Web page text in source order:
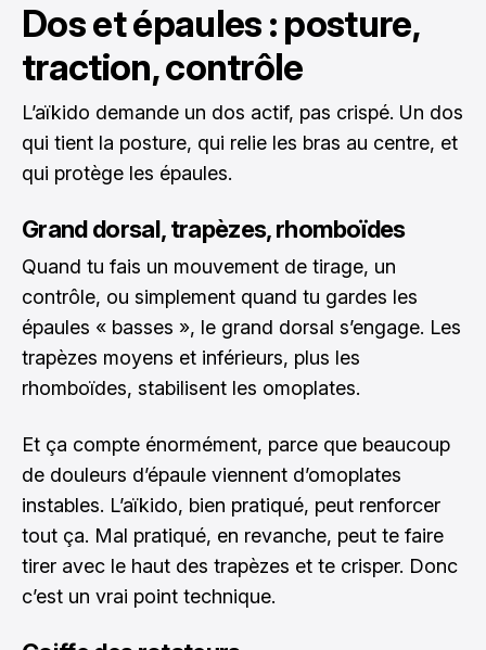
Dos et épaules : posture,
traction, contrôle
L’aïkido demande un dos actif, pas crispé. Un dos
qui tient la posture, qui relie les bras au centre, et
qui protège les épaules.
Grand dorsal, trapèzes, rhomboïdes
Quand tu fais un mouvement de tirage, un
contrôle, ou simplement quand tu gardes les
épaules « basses », le grand dorsal s’engage. Les
trapèzes moyens et inférieurs, plus les
rhomboïdes, stabilisent les omoplates.
Et ça compte énormément, parce que beaucoup
de douleurs d’épaule viennent d’omoplates
instables. L’aïkido, bien pratiqué, peut renforcer
tout ça. Mal pratiqué, en revanche, peut te faire
tirer avec le haut des trapèzes et te crisper. Donc
c’est un vrai point technique.